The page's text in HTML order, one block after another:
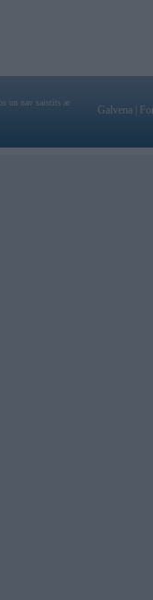
un nav saistīts ar
Galvena